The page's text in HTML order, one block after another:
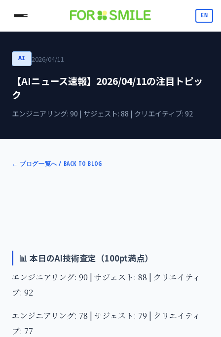
EN
AI 2026/04/11
【AIニュース速報】2026/04/11の注目トピッ
ク
エンジニアリング: 90 | サジェスト: 88 | クリエイティブ: 92
← ブログ一覧へ / BACK TO BLOG
📊 本日のAI技術査定（100pt満点）
エンジニアリング: 90 | サジェスト: 88 | クリエイティ
ブ: 92
エンジニアリング: 78 | サジェスト: 79 | クリエイティ
ブ: 77